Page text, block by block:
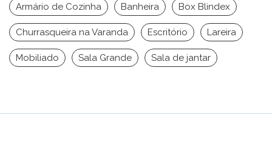
Armário de Cozinha Banheira Box Blindex
Churrasqueira na Varanda Escritório Lareira
Mobiliado Sala Grande Sala de jantar